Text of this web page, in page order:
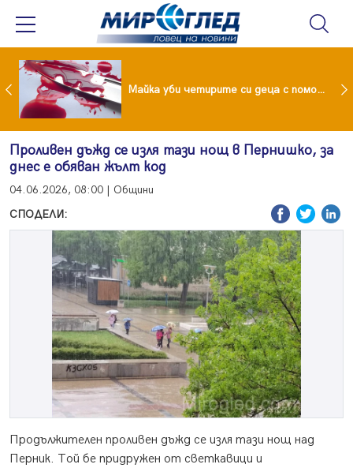
Проф.Кантарджиев: Пазете се от комарите и полово предаваните инфекции Майка уби четирите си деца с помощта на баба им, след което се самоуби
Проливен дъжд се изля тази нощ в Пернишко, за
днес е обяван жълт код
04.06.2026, 08:00 | Общини
СПОДЕЛИ:
Продължителен проливен дъжд се изля тази нощ над
Перник. Той бе придружен от светкавици и